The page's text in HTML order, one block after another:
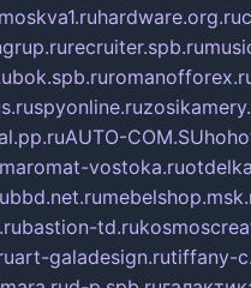
hardware.org.ru
recruiter.spb.ru
spyonline.ru
AUTO-COM.SU
aromat-vostoka.ru
bbd.net.ru
bastion-td.ru
art-galadesign.rutiffany-